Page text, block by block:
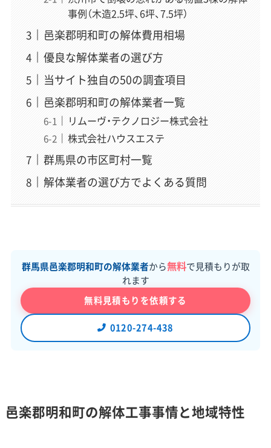
事例（木造2.5坪、6坪、7.5坪）
邑楽郡明和町の解体費用相場
優良な解体業者の選び方
当サイト独自の50の調査項目
邑楽郡明和町の解体業者一覧
リムーヴ・テクノロジー株式会社
株式会社ハウスエステ
群馬県の市区町村一覧
解体業者の選び方でよくある質問
群馬県邑楽郡明和町の解体業者から無料で見積もりが取
れます
無料見積もりを依頼する
0120-274-438
邑楽郡明和町の解体工事事情と地域特性